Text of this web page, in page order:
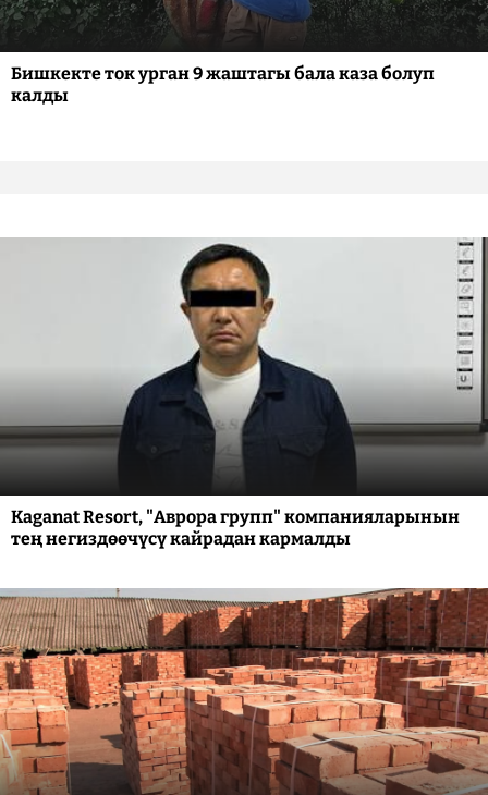
Бишкекте ток урган 9 жаштагы бала каза болуп
калды
Kaganat Resort, "Аврора групп" компанияларынын
тең негиздөөчүсү кайрадан кармалды